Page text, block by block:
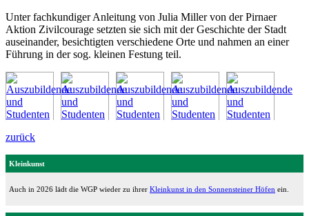
Unter fachkundiger Anleitung von Julia Miller von der Pirnaer
Aktion Zivilcourage setzten sie sich mit der Geschichte der Stadt
auseinander, besichtigten verschiedene Orte und nahmen an einer
Führung in der sog. kleinen Festung teil.
zurück
Kleinkunst
Auch in 2026 lädt die WGP wieder zu ihrer Kleinkunst in den Sonnensteiner Höfen ein.